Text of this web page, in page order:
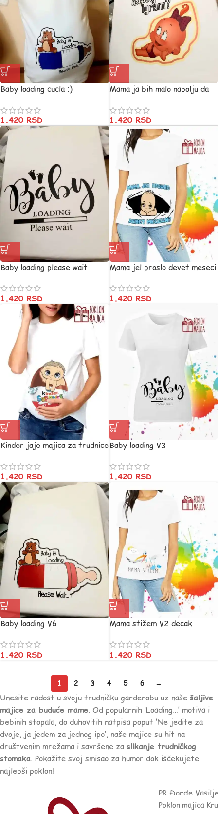
Baby loading cucla :)
1.420 RSD
Mama ja bih malo napolju da
1.420 RSD
Baby loading please wait
1.420 RSD
Mama jel proslo devet meseci
1.420 RSD
Kinder jaje majica za trudnice
1.420 RSD
Baby loading V3
1.420 RSD
Baby loading V6
1.420 RSD
Mama stižem V2 decak
1.420 RSD
1 2 3 4 5 6 →
Unesite radost u svoju trudničku garderobu uz naše šaljive
majice za buduće mame. Od popularnih ‘Loading…’ motiva i
bebinih stopala, do duhovitih natpisa poput ‘Ne jedite za
dvoje, ja jedem za jednog ipo’, naše majice su hit na
društvenim mrežama i savršene za slikanje trudničkog
stomaka. Pokažite svoj smisao za humor dok iščekujete
najlepši poklon!
PR Đorđe
Poklon majica